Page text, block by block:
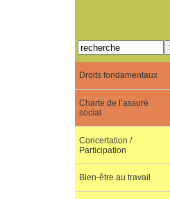
À propos de
Droits fondamentaux
Charte de l’assuré
social
Concertation /
Participation
Bien-être au travail